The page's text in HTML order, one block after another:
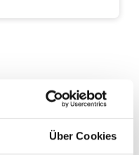
Über Cookies
Stammheim